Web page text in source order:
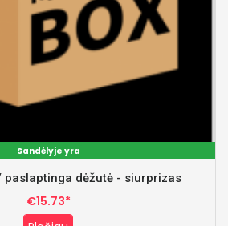
Sandėlyje yra
paslaptinga dėžutė - siurprizas
€15.73*